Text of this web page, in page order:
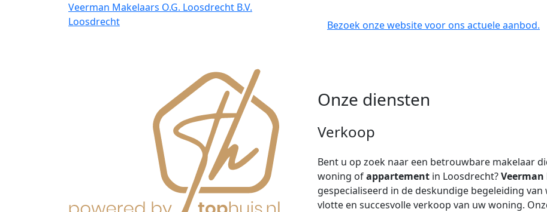
Veerman Makelaars O.G. Loosdrecht B.V.
Loosdrecht
Bezoek onze website voor ons actuele aanbod.
Onze diensten
Verkoop
Bent u op zoek naar een betrouwbare makelaar
woning ofappartement in Loosdrecht?Veerman
gespecialiseerd in de deskundige begeleiding
vlotte en succesvolle verkoop van uw woning.